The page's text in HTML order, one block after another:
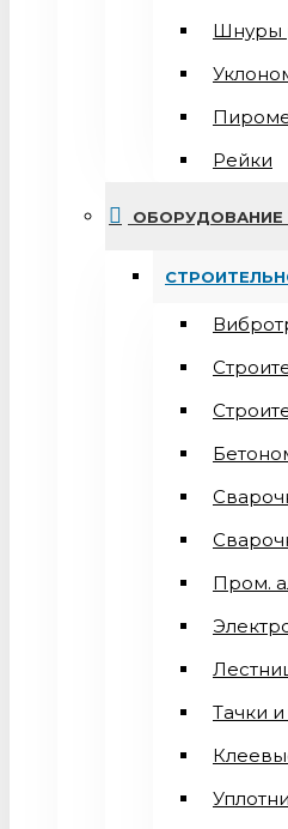
Шнуры
Рейки
ОБОРУДОВАНИЕ
Пром.
Тачки